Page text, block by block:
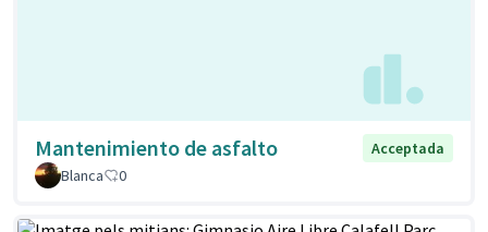
Mantenimiento de asfalto
Acceptada
Blanca
0